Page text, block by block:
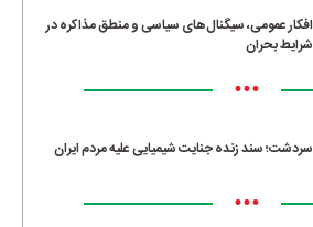
افکار عمومی، سیگنال‌های سیاسی و منطق مذاکره در
شرایط بحران
•••
سردشت؛ سند زنده جنایت شیمیایی علیه مردم ایران
•••